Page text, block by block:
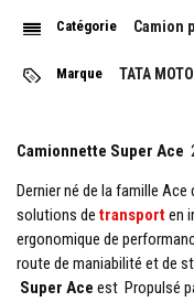
ARRIÈRE
CLIMATISATION
RÉGLABLE
Catégorie Camion
Marque TATA
Camionnette Super Ace
Dernier né de la famille Ace
solutions de transporten
ergonomique de
route de maniabilité et de
Super Ace est Propulsé